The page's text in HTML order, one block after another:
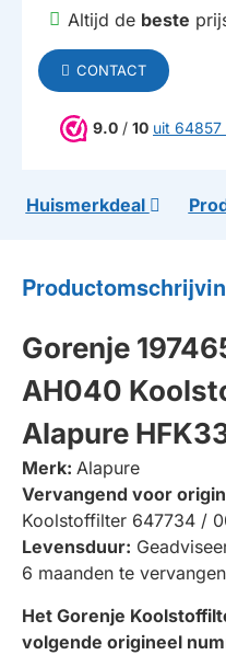
Altijd de beste
CONTACT
9.0 / 10 uit 64857
Huismerkdeal
Gorenje
AH040
Alapure
Merk: Alapure
Vervangend voor
Koolstoffilter 647734 /
Levensduur:
6 maanden te
Het Gorenje
volgende origineel